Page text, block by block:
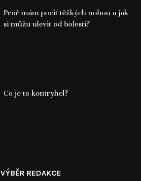
Proč mám pocit těžkých nohou a jak
si můžu ulevit od bolesti?
Co je to kontryhel?
VÝBĚR REDAKCE